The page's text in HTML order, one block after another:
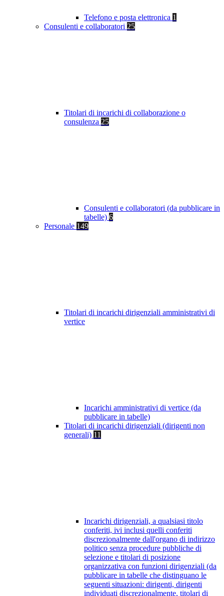
Telefono e posta elettronica 1
Consulenti e collaboratori 25
Titolari di incarichi di collaborazione o
consulenza 25
Consulenti e collaboratori (da pubblicare in
tabelle) 6
Personale 149
Titolari di incarichi dirigenziali amministrativi di
vertice
Incarichi amministrativi di vertice (da
pubblicare in tabelle)
Titolari di incarichi dirigenziali (dirigenti non
generali) 11
Incarichi dirigenziali, a qualsiasi titolo
conferiti, ivi inclusi quelli conferiti
discrezionalmente dall'organo di indirizzo
politico senza procedure pubbliche di
selezione e titolari di posizione
organizzativa con funzioni dirigenziali (da
pubblicare in tabelle che distinguano le
seguenti situazioni: dirigenti, dirigenti
individuati discrezionalmente, titolari di